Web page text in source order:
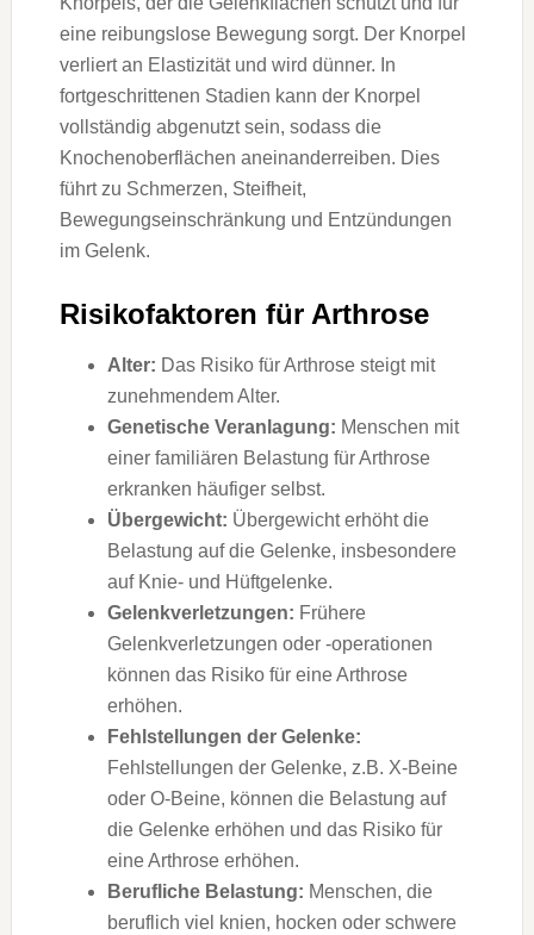
eine reibungslose Bewegung sorgt. Der Knorpel
verliert an Elastizität und wird dünner. In
fortgeschrittenen Stadien kann der Knorpel
vollständig abgenutzt sein, sodass die
Knochenoberflächen aneinanderreiben. Dies
führt zu Schmerzen, Steifheit,
Bewegungseinschränkung und Entzündungen
im Gelenk.
Risikofaktoren für Arthrose
Alter: Das Risiko für Arthrose steigt mit
zunehmendem Alter.
Genetische Veranlagung: Menschen mit
einer familiären Belastung für Arthrose
erkranken häufiger selbst.
Übergewicht: Übergewicht erhöht die
Belastung auf die Gelenke, insbesondere
auf Knie- und Hüftgelenke.
Gelenkverletzungen: Frühere
Gelenkverletzungen oder -operationen
können das Risiko für eine Arthrose
erhöhen.
Fehlstellungen der Gelenke:
Fehlstellungen der Gelenke, z.B. X-Beine
oder O-Beine, können die Belastung auf
die Gelenke erhöhen und das Risiko für
eine Arthrose erhöhen.
Berufliche Belastung: Menschen, die
beruflich viel knien, hocken oder schwere